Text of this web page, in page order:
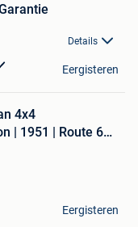
Details
Eergisteren
4x4
| 1951 | Route 66
Eergisteren